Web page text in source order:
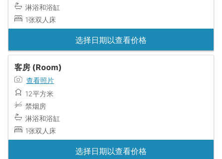
淋浴和浴缸
1张双人床
选择日期以查看价格
客房 (Room)
查看照片
12平方米
禁烟房
淋浴和浴缸
1张双人床
选择日期以查看价格